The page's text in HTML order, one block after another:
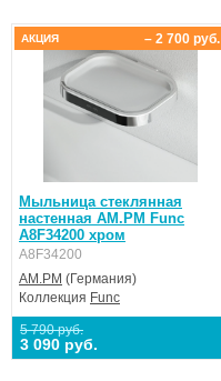
Мыльница стеклянная
настенная AM.PM Func
A8F34200 хром
A8F34200
AM.PM (Германия)
Коллекция Func
5 790 руб.
3 090 руб.
– 2 700 руб.
АКЦИЯ